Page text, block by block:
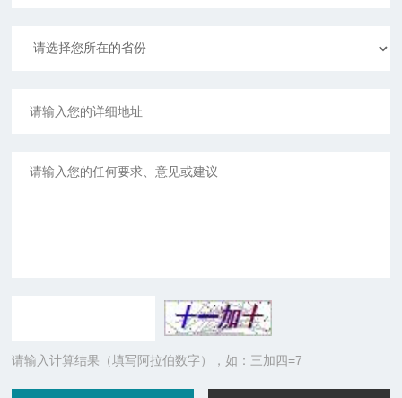
请输入计算结果（填写阿拉伯数字），如：三加四=7